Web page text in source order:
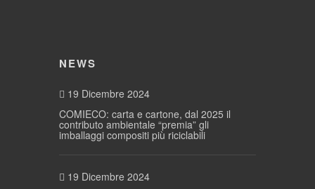
NEWS
19 Dicembre 2024
COMIECO: carta e cartone, dal 2025 il
contributo ambientale “premia” gli
imballaggi compositi più riciclabili
19 Dicembre 2024